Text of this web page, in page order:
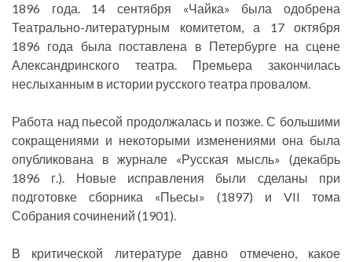
1896 года. 14 сентября «Чайка» была одобрена
Театрально-литературным комитетом, а 17 октября
1896 года была поставлена в Петербурге на сцене
Александринского театра. Премьера закончилась
неслыханным в истории русского театра провалом.
Работа над пьесой продолжалась и позже. С большими
сокращениями и некоторыми изменениями она была
опубликована в журнале «Русская мысль» (декабрь
1896 г.). Новые исправления были сделаны при
подготовке сборника «Пьесы» (1897) и VII тома
Собрания сочинений (1901).
В критической литературе давно отмечено, какое